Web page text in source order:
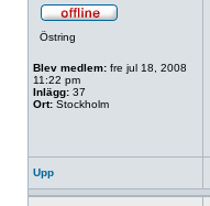
Östring
Blev medlem: fre jul 18, 2008
11:22 pm
Inlägg: 37
Ort: Stockholm
Upp